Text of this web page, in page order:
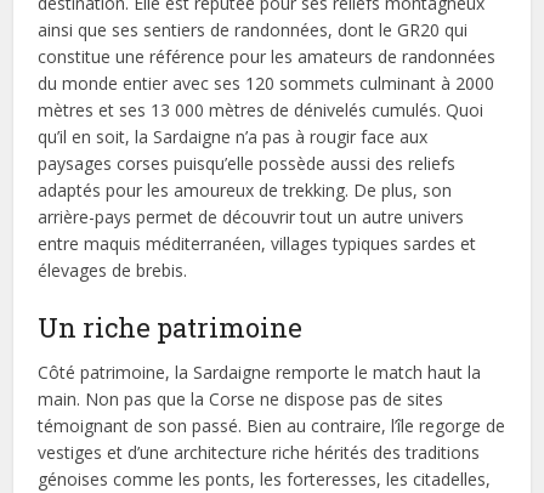
ainsi que ses sentiers de randonnées, dont le GR20 qui
constitue une référence pour les amateurs de randonnées
du monde entier avec ses 120 sommets culminant à 2000
mètres et ses 13 000 mètres de dénivelés cumulés. Quoi
qu’il en soit, la Sardaigne n’a pas à rougir face aux
paysages corses puisqu’elle possède aussi des reliefs
adaptés pour les amoureux de trekking. De plus, son
arrière-pays permet de découvrir tout un autre univers
entre maquis méditerranéen, villages typiques sardes et
élevages de brebis.
Un riche patrimoine
Côté patrimoine, la Sardaigne remporte le match haut la
main. Non pas que la Corse ne dispose pas de sites
témoignant de son passé. Bien au contraire, l’île regorge de
vestiges et d’une architecture riche hérités des traditions
génoises comme les ponts, les forteresses, les citadelles,